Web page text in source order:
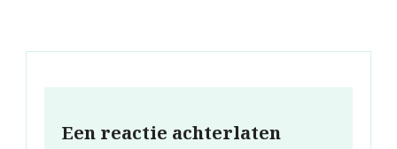
Een reactie achterlaten